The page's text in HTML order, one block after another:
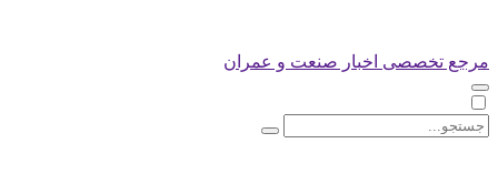
مرجع تخصصی اخبار صنعت و عمران